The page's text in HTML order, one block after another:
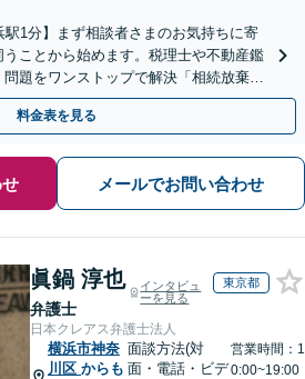
駅1分】まず相談者さまのお気持ちに寄
ことから始めます。税理士や不動産鑑
題をワンストップで解決「相続放棄／
／使い込み・寄与分など」
料金表を見る
メールでお問い合わせ
眞鍋 淳也
弁護士
インタビュ
ーを見る
東京都
日本クレアス弁護士法人
横浜市神奈
川区 からも
面談方法(対
面・電話・ビデ
営業時間：1
0:00~19:00